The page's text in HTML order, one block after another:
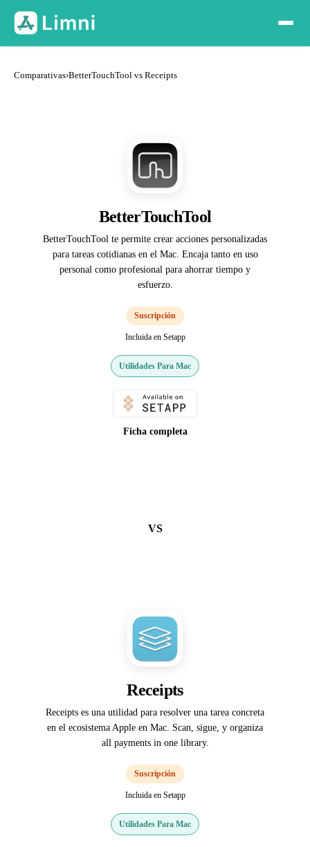
Comparativas›BetterTouchTool vs Receipts
BetterTouchTool
BetterTouchTool te permite crear acciones personalizadas
para tareas cotidianas en el Mac. Encaja tanto en uso
personal como profesional para ahorrar tiempo y
esfuerzo.
Suscripción
Incluida en Setapp
Utilidades Para Mac
Ficha completa
VS
Receipts
Receipts es una utilidad para resolver una tarea concreta
en el ecosistema Apple en Mac. Scan, sigue, y organiza
all payments in one library.
Suscripción
Incluida en Setapp
Utilidades Para Mac